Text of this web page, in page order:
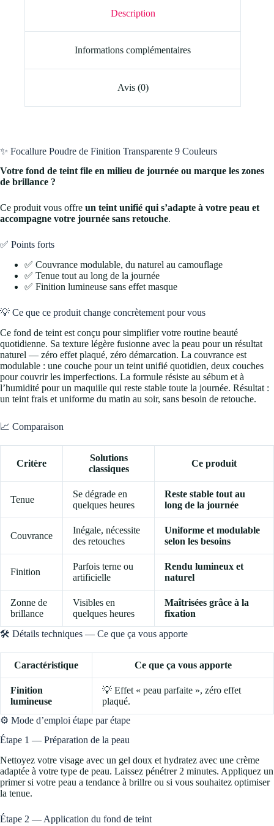
Description
Informations complémentaires
Avis (0)
✨ Focallure Poudre de Finition Transparente 9 Couleurs
Votre fond de teint file en milieu de journée ou marque les zones
de brillance ?
Ce produit vous offre un teint unifié qui s’adapte à votre peau et
accompagne votre journée sans retouche.
✅ Points forts
✅ Couvrance modulable, du naturel au camouflage
✅ Tenue tout au long de la journée
✅ Finition lumineuse sans effet masque
💡 Ce que ce produit change concrètement pour vous
Ce fond de teint est conçu pour simplifier votre routine beauté
quotidienne. Sa texture légère fusionne avec la peau pour un résultat
naturel — zéro effet plaqué, zéro démarcation. La couvrance est
modulable : une couche pour un teint unifié quotidien, deux couches
pour couvrir les imperfections. La formule résiste au sébum et à
l’humidité pour un maquiile qui reste stable toute la journée. Résultat :
un teint frais et uniforme du matin au soir, sans besoin de retouche.
📈 Comparaison
Critère
Solutions
classiques
Ce produit
Tenue
Se dégrade en
quelques heures
Reste stable tout au
long de la journée
Couvrance
Inégale, nécessite
des retouches
Uniforme et modulable
selon les besoins
Finition
Parfois terne ou
artificielle
Rendu lumineux et
naturel
Zonne de
brillance
Visibles en
quelques heures
Maîtrisées grâce à la
fixation
🛠️ Détails techniques — Ce que ça vous apporte
Caractéristique Ce que ça vous apporte
Finition
lumineuse
💡 Effet « peau parfaite », zéro effet
plaqué.
⚙️ Mode d’emploi étape par étape
Étape 1 — Préparation de la peau
Nettoyez votre visage avec un gel doux et hydratez avec une crème
adaptée à votre type de peau. Laissez pénétrer 2 minutes. Appliquez un
primer si votre peau a tendance à brillre ou si vous souhaitez optimiser
la tenue.
Étape 2 — Application du fond de teint